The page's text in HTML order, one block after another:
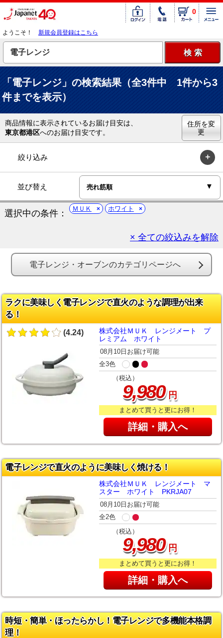
0
ようこそ！ 新規会員登録はこちら
「電子レンジ」の検索結果（全3件中 1件から3
件までを表示）
商品情報に表示されているお届け目安は、
東京都港区へのお届け目安です。
住所を変
更
絞り込み
並び替え
選択中の条件： ＭＵＫ ホワイト
× 全ての絞込みを解除
電子レンジ・オーブンのカテゴリページへ
ラクに美味しく電子レンジで直火のような調理が出来
る！
(4.24)
株式会社ＭＵＫ レンジメート プ
レミアム ホワイト
08月10日お届け可能
全3色
（税込）
9,980円
まとめて買うと更にお得！
詳細・購入へ
電子レンジで直火のように美味しく焼ける！
株式会社ＭＵＫ レンジメート マ
スター ホワイト PKRJA07
08月10日お届け可能
全2色
（税込）
9,980円
まとめて買うと更にお得！
詳細・購入へ
時短・簡単・ほったらかし！電子レンジで多機能本格調
理！